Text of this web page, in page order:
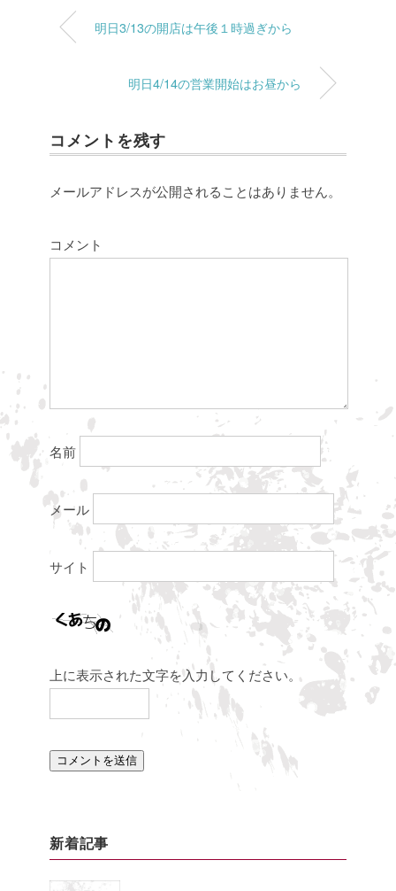
明日3/13の開店は午後１時過ぎから
明日4/14の営業開始はお昼から
コメントを残す
メールアドレスが公開されることはありません。
コメント
名前
メール
サイト
上に表示された文字を入力してください。
新着記事